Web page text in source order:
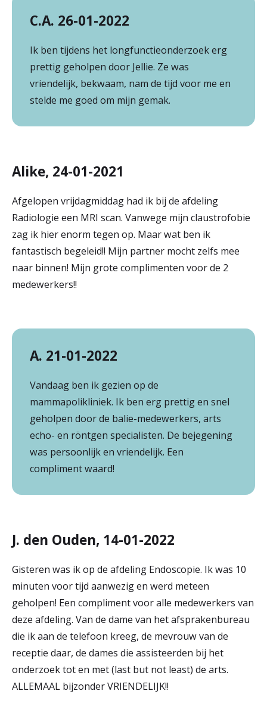
C.A. 26-01-2022
Ik ben tijdens het longfunctieonderzoek erg
prettig geholpen door Jellie. Ze was
vriendelijk, bekwaam, nam de tijd voor me en
stelde me goed om mijn gemak.
Alike, 24-01-2021
Afgelopen vrijdagmiddag had ik bij de afdeling
Radiologie een MRI scan. Vanwege mijn claustrofobie
zag ik hier enorm tegen op. Maar wat ben ik
fantastisch begeleid!! Mijn partner mocht zelfs mee
naar binnen! Mijn grote complimenten voor de 2
medewerkers!!
A. 21-01-2022
Vandaag ben ik gezien op de
mammapolikliniek. Ik ben erg prettig en snel
geholpen door de balie-medewerkers, arts
echo- en röntgen specialisten. De bejegening
was persoonlijk en vriendelijk. Een
compliment waard!
J. den Ouden, 14-01-2022
Gisteren was ik op de afdeling Endoscopie. Ik was 10
minuten voor tijd aanwezig en werd meteen
geholpen! Een compliment voor alle medewerkers van
deze afdeling. Van de dame van het afsprakenbureau
die ik aan de telefoon kreeg, de mevrouw van de
receptie daar, de dames die assisteerden bij het
onderzoek tot en met (last but not least) de arts.
ALLEMAAL bijzonder VRIENDELIJK!!